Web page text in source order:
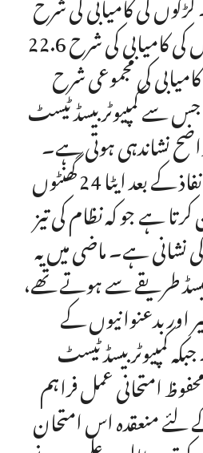
26.8 فیصد جبکہ لڑکیوں کی کامیابی کی شرح 22.6
کی مجموعی شرح
جس سے کمپیوٹر بیسڈ ٹیسٹ
نشاندہی ہوتی ہے۔
کمپوٹر بیسڈ ٹیسٹ کے نفاذ کے بعد ایٹا 24 گھنٹوں
ہے جو کہ نظام کی تیز
نشانی ہے۔ ماضی میں یہ
بیسڈ طریقے سے ہوتے تھے،
اور بدعنوانیوں کے
کمپیوٹر بیسڈ ٹیسٹ
امتحانی عمل فراہم
منعقدہ اس امتحان